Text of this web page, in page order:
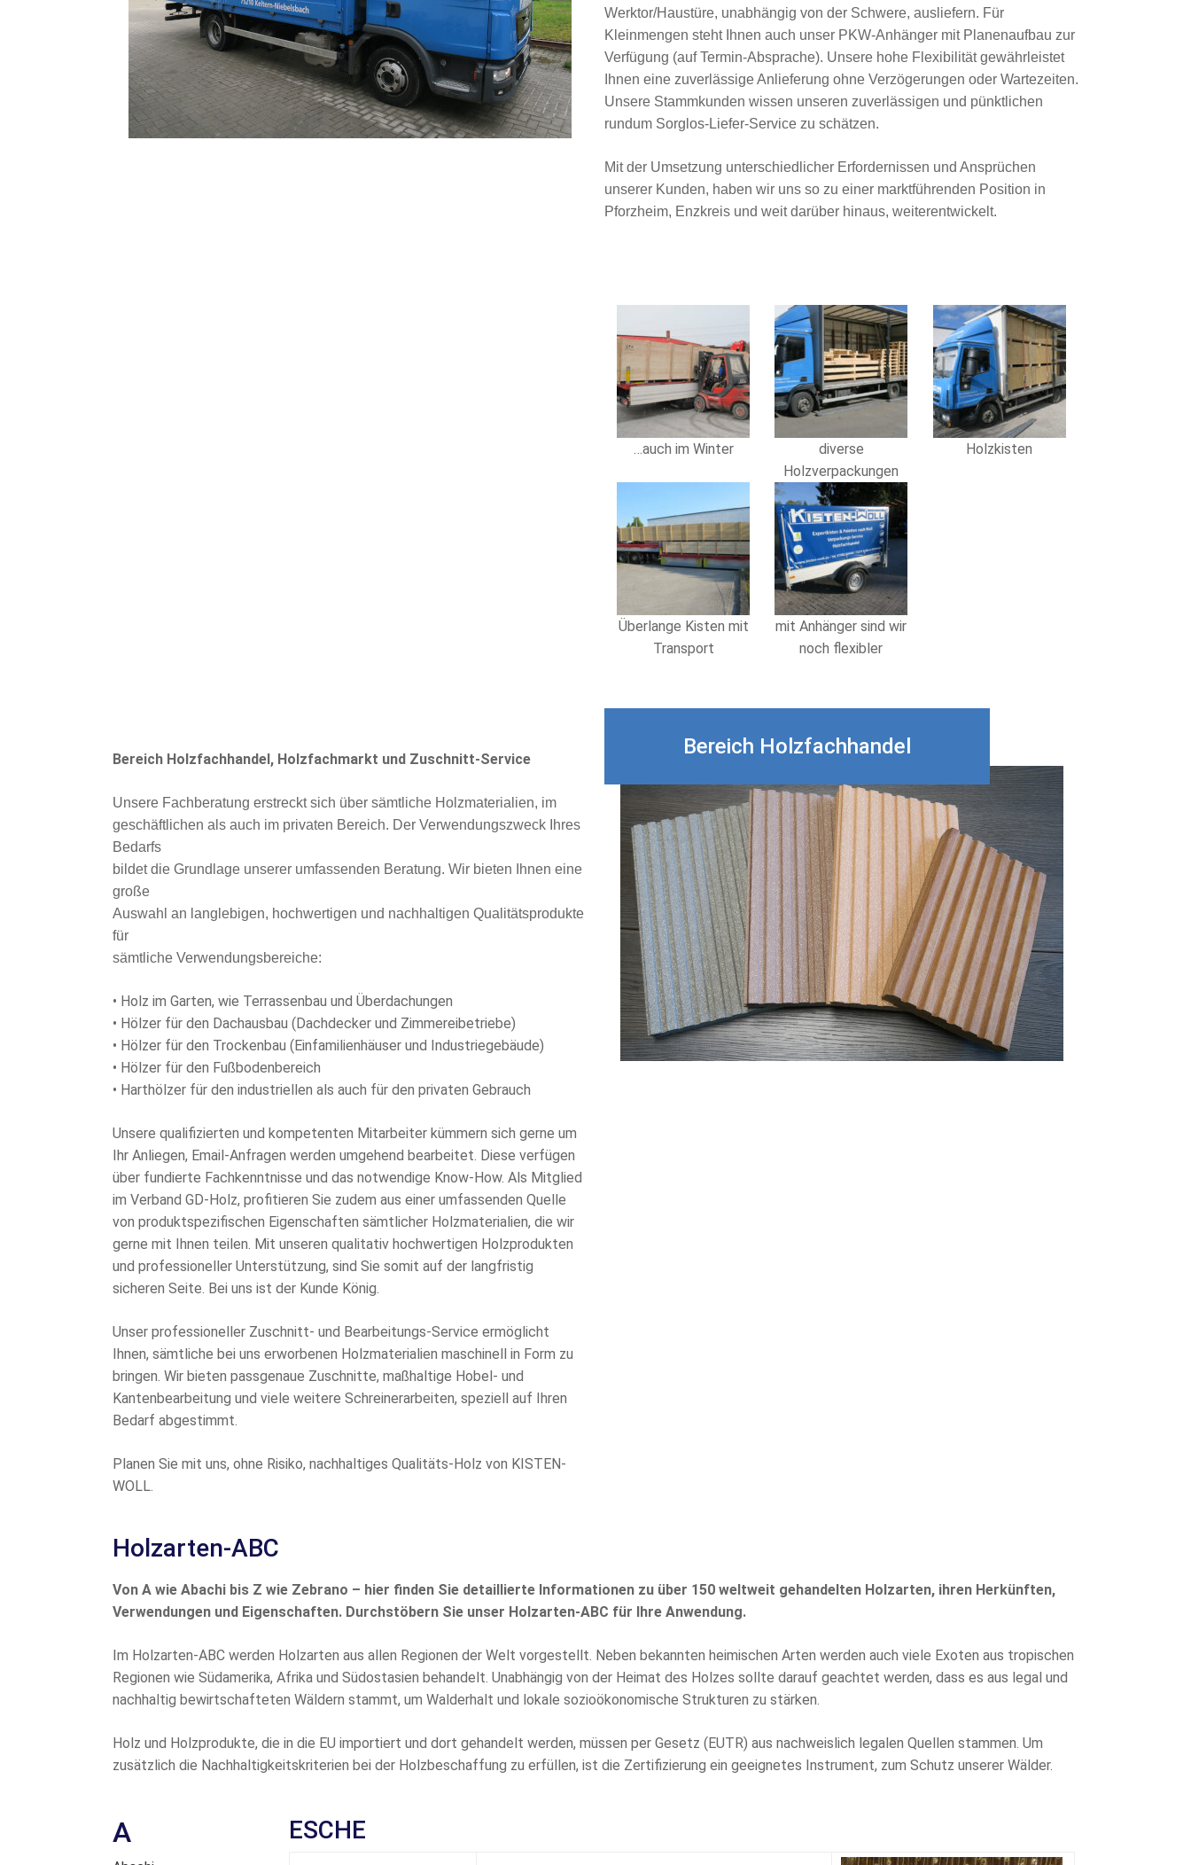
Werktor/Haustüre, unabhängig von der Schwere, ausliefern. Für
Kleinmengen steht Ihnen auch unser PKW-Anhänger mit Planenaufbau zur
Verfügung (auf Termin-Absprache). Unsere hohe Flexibilität gewährleistet
Ihnen eine zuverlässige Anlieferung ohne Verzögerungen oder Wartezeiten.
Unsere Stammkunden wissen unseren zuverlässigen und pünktlichen
rundum Sorglos-Liefer-Service zu schätzen.
Mit der Umsetzung unterschiedlicher Erfordernissen und Ansprüchen
unserer Kunden, haben wir uns so zu einer marktführenden Position in
Pforzheim, Enzkreis und weit darüber hinaus, weiterentwickelt.
…auch im Winter
diverse
Holzverpackungen
Holzkisten
Überlange Kisten mit
Transport
mit Anhänger sind wir
noch flexibler
Bereich Holzfachhandel, Holzfachmarkt und Zuschnitt-Service
Unsere Fachberatung erstreckt sich über sämtliche Holzmaterialien, im
geschäftlichen als auch im privaten Bereich. Der Verwendungszweck Ihres
Bedarfs
bildet die Grundlage unserer umfassenden Beratung. Wir bieten Ihnen eine
große
Auswahl an langlebigen, hochwertigen und nachhaltigen Qualitätsprodukte
für
sämtliche Verwendungsbereiche:
• Holz im Garten, wie Terrassenbau und Überdachungen
• Hölzer für den Dachausbau (Dachdecker und Zimmereibetriebe)
• Hölzer für den Trockenbau (Einfamilienhäuser und Industriegebäude)
• Hölzer für den Fußbodenbereich
• Harthölzer für den industriellen als auch für den privaten Gebrauch
Unsere qualifizierten und kompetenten Mitarbeiter kümmern sich gerne um
Ihr Anliegen, Email-Anfragen werden umgehend bearbeitet. Diese verfügen
über fundierte Fachkenntnisse und das notwendige Know-How. Als Mitglied
im Verband GD-Holz, profitieren Sie zudem aus einer umfassenden Quelle
von produktspezifischen Eigenschaften sämtlicher Holzmaterialien, die wir
gerne mit Ihnen teilen. Mit unseren qualitativ hochwertigen Holzprodukten
und professioneller Unterstützung, sind Sie somit auf der langfristig
sicheren Seite. Bei uns ist der Kunde König.
Unser professioneller Zuschnitt- und Bearbeitungs-Service ermöglicht
Ihnen, sämtliche bei uns erworbenen Holzmaterialien maschinell in Form zu
bringen. Wir bieten passgenaue Zuschnitte, maßhaltige Hobel- und
Kantenbearbeitung und viele weitere Schreinerarbeiten, speziell auf Ihren
Bedarf abgestimmt.
Planen Sie mit uns, ohne Risiko, nachhaltiges Qualitäts-Holz von KISTEN-
WOLL.
Bereich Holzfachhandel
Holzarten-ABC
Von A wie Abachi bis Z wie Zebrano – hier finden Sie detaillierte Informationen zu über 150 weltweit gehandelten Holzarten, ihren Herkünften,
Verwendungen und Eigenschaften. Durchstöbern Sie unser Holzarten-ABC für Ihre Anwendung.
Im Holzarten-ABC werden Holzarten aus allen Regionen der Welt vorgestellt. Neben bekannten heimischen Arten werden auch viele Exoten aus tropischen
Regionen wie Südamerika, Afrika und Südostasien behandelt. Unabhängig von der Heimat des Holzes sollte darauf geachtet werden, dass es aus legal und
nachhaltig bewirtschafteten Wäldern stammt, um Walderhalt und lokale sozioökonomische Strukturen zu stärken.
Holz und Holzprodukte, die in die EU importiert und dort gehandelt werden, müssen per Gesetz (EUTR) aus nachweislich legalen Quellen stammen. Um
zusätzlich die Nachhaltigkeitskriterien bei der Holzbeschaffung zu erfüllen, ist die Zertifizierung ein geeignetes Instrument, zum Schutz unserer Wälder.
A ESCHE